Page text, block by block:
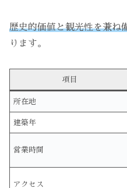
歴史的価値と観光性を兼ね
ります。
項目
所在地
建築年
営業時間
アクセス